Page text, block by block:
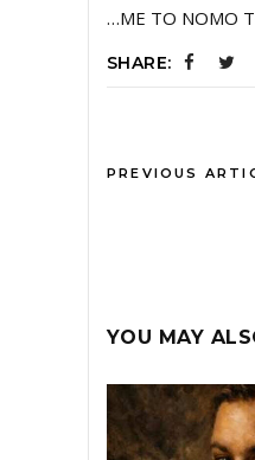
…ΜΕ ΤΟ ΝΟΜΟ
SHARE:
PREVIOUS
YOU MAY